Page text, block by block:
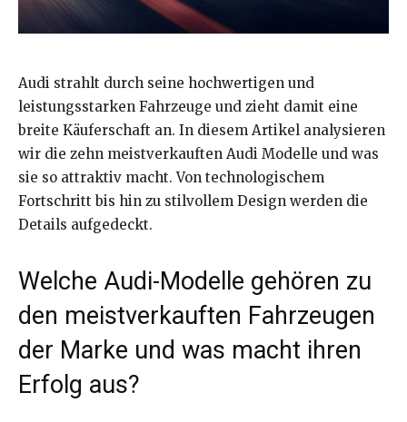
Audi strahlt durch seine hochwertigen und
leistungsstarken Fahrzeuge und zieht damit eine
breite Käuferschaft an. In diesem Artikel analysieren
wir die zehn meistverkauften Audi Modelle und was
sie so attraktiv macht. Von technologischem
Fortschritt bis hin zu stilvollem Design werden die
Details aufgedeckt.
Welche Audi-Modelle gehören zu
den meistverkauften Fahrzeugen
der Marke und was macht ihren
Erfolg aus?